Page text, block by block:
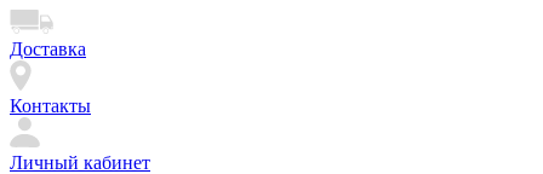
Доставка
Контакты
Личный кабинет